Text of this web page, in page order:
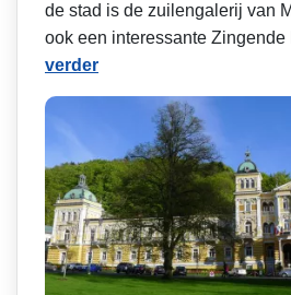
de stad is de zuilengalerij van
ook een interessante Zingende
verder